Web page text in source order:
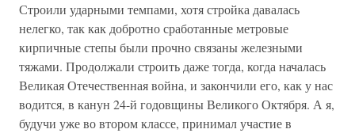
Строили ударными темпами, хотя стройка давалась
нелегко, так как добротно сработанные метровые
кирпичные степы были прочно связаны железными
тяжами. Продолжали строить даже тогда, когда началась
Великая Отечественная война, и закончили его, как у нас
водится, в канун 24-й годовщины Великого Октября. А я,
будучи уже во втором классе, принимал участие в